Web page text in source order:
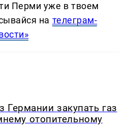
Перми уже в твоем
на телеграм-
Германии закупать газ
отопительному